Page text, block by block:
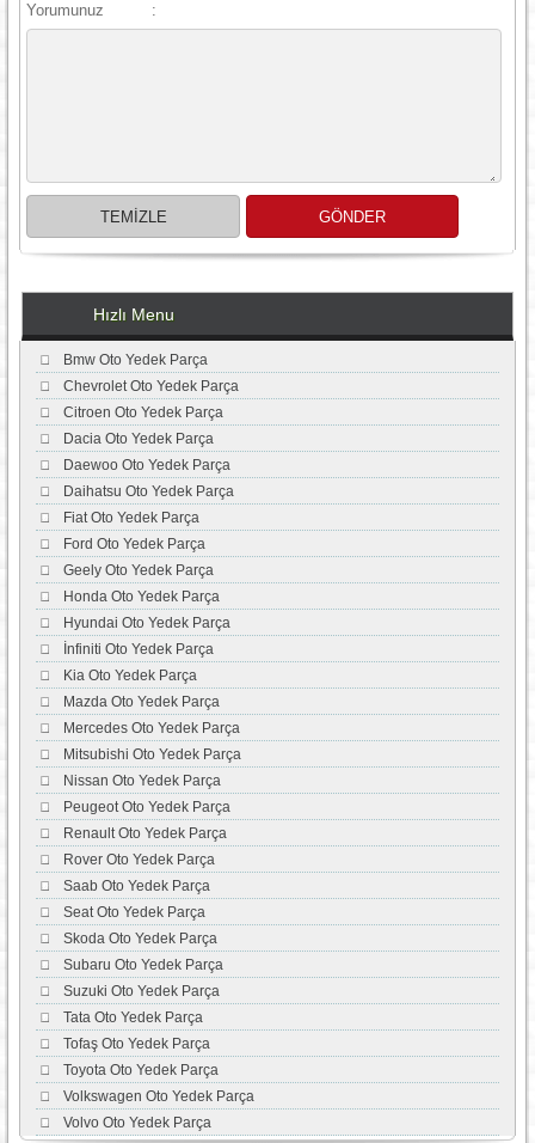
Yorumunuz :
Hızlı Menu
Bmw Oto Yedek Parça
Chevrolet Oto Yedek Parça
Citroen Oto Yedek Parça
Dacia Oto Yedek Parça
Daewoo Oto Yedek Parça
Daihatsu Oto Yedek Parça
Fiat Oto Yedek Parça
Ford Oto Yedek Parça
Geely Oto Yedek Parça
Honda Oto Yedek Parça
Hyundai Oto Yedek Parça
İnfiniti Oto Yedek Parça
Kia Oto Yedek Parça
Mazda Oto Yedek Parça
Mercedes Oto Yedek Parça
Mitsubishi Oto Yedek Parça
Nissan Oto Yedek Parça
Peugeot Oto Yedek Parça
Renault Oto Yedek Parça
Rover Oto Yedek Parça
Saab Oto Yedek Parça
Seat Oto Yedek Parça
Skoda Oto Yedek Parça
Subaru Oto Yedek Parça
Suzuki Oto Yedek Parça
Tata Oto Yedek Parça
Tofaş Oto Yedek Parça
Toyota Oto Yedek Parça
Volkswagen Oto Yedek Parça
Volvo Oto Yedek Parça